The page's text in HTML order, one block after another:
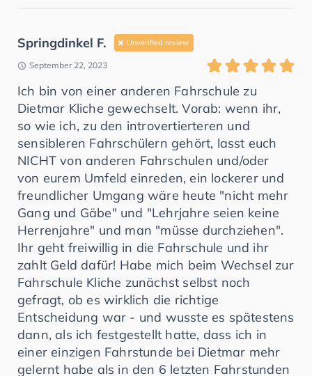
Springdinkel F. Unverified review
September 22, 2023
Ich bin von einer anderen Fahrschule zu
Dietmar Kliche gewechselt. Vorab: wenn ihr,
so wie ich, zu den introvertierteren und
sensibleren Fahrschülern gehört, lasst euch
NICHT von anderen Fahrschulen und/oder
von eurem Umfeld einreden, ein lockerer und
freundlicher Umgang wäre heute "nicht mehr
Gang und Gäbe" und "Lehrjahre seien keine
Herrenjahre" und man "müsse durchziehen".
Ihr geht freiwillig in die Fahrschule und ihr
zahlt Geld dafür! Habe mich beim Wechsel zur
Fahrschule Kliche zunächst selbst noch
gefragt, ob es wirklich die richtige
Entscheidung war - und wusste es spätestens
dann, als ich festgestellt hatte, dass ich in
einer einzigen Fahrstunde bei Dietmar mehr
gelernt habe als in den 6 letzten Fahrstunden